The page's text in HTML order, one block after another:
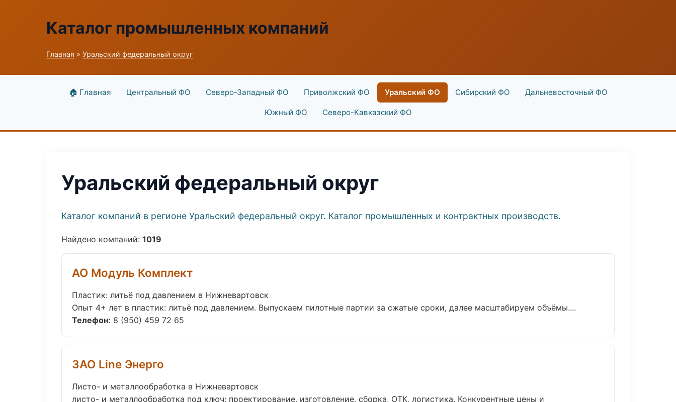
Каталог промышленных компаний
Главная » Уральский федеральный округ
🏠 Главная Центральный ФО Северо-Западный ФО Приволжский ФО Уральский ФО Сибирский ФО Дальневосточный ФО
Южный ФО Северо-Кавказский ФО
Уральский федеральный округ
Каталог компаний в регионе Уральский федеральный округ. Каталог промышленных и контрактных производств.
Найдено компаний: 1019
АО Модуль Комплект
Пластик: литьё под давлением в Нижневартовск
Опыт 4+ лет в пластик: литьё под давлением. Выпускаем пилотные партии за сжатые сроки, далее масштабируем объёмы....
Телефон: 8 (950) 459 72 65
ЗАО Line Энерго
Листо- и металлообработка в Нижневартовск
листо- и металлообработка под ключ: проектирование, изготовление, сборка, ОТК, логистика. Конкурентные цены и